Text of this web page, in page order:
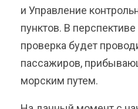
и Управление
пунктов. В
проверка будет
пассажиров,
морским путем.